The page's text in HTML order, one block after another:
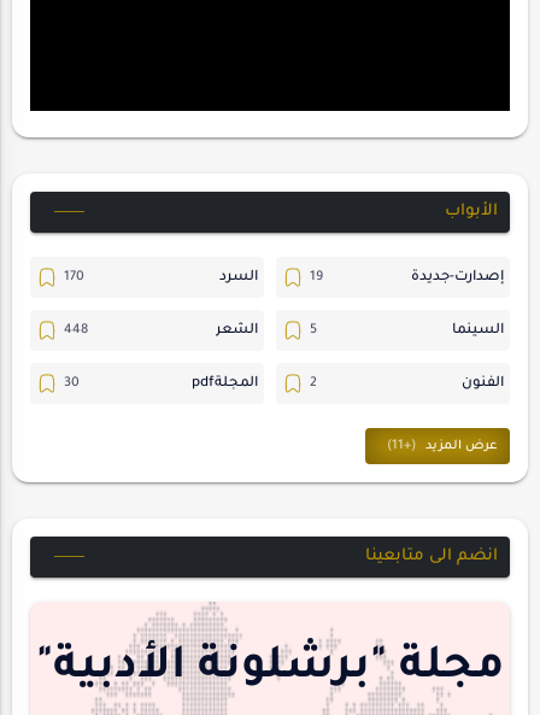
الأبواب
إصدارت-جديدة السرد
السينما الشعر
الفنون المجلةpdf
المسرح
حسن_يارتي حوارات
هايكو
interview
انضم الى متابعينا
مجلة "برشلونة الأدبية"